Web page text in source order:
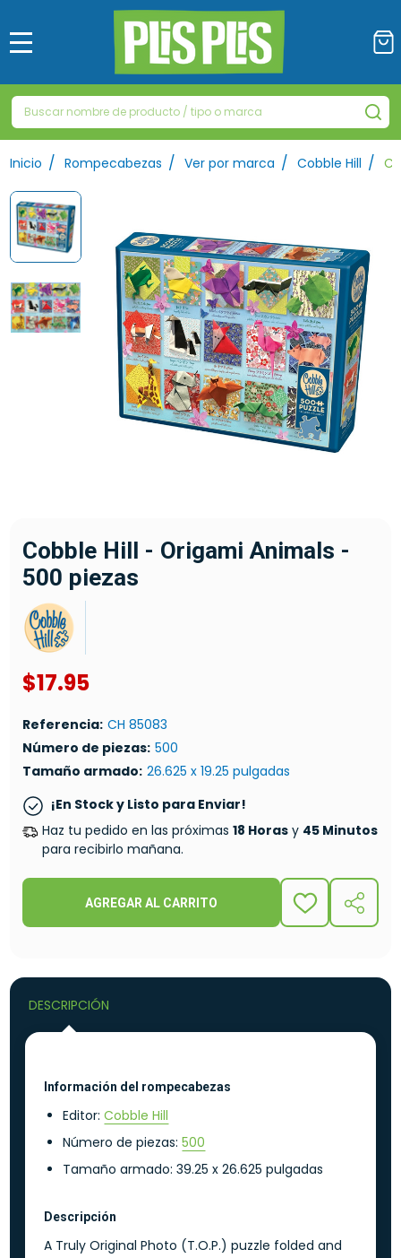
Buscar
Inicio / Rompecabezas / Ver por marca / Cobble Hill /
Cobble Hill - Origami Animals -
500 piezas
$17.95
Referencia: CH 85083
Número de piezas: 500
Tamaño armado: 26.625 x 19.25 pulgadas
¡En Stock y Listo para Enviar!
Haz tu pedido en las próximas 18 Horasy 45 Minutos
para recibirlo mañana.
AGREGAR AL CARRITO
ADD
DESCRIPCIÓN
Información del rompecabezas
Editor:Cobble Hill
Número de piezas:500
Tamaño armado: 39.25 x 26.625 pulgadas
Descripción
A Truly Original Photo (T.O.P.) puzzle folded and